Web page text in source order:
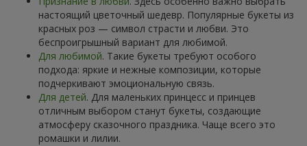
настоящий цветочный шедевр. Популярные букеты из
красных роз — символ страсти и любви. Это
беспроигрышный вариант для любимой.
Для любимой. Такие букеты требуют особого
подхода: яркие и нежные композиции, которые
подчеркивают эмоциональную связь.
Для детей. Для маленьких принцесс и принцев
отличным выбором станут букеты, создающие
атмосферу сказочного праздника. Чаще всего это
ромашки и лилии.